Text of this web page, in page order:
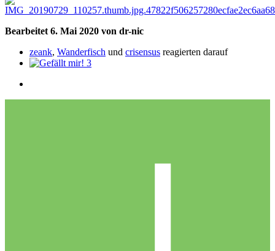
Bearbeitet 6. Mai 2020 von dr-nic
zeank, Wanderfisch und crisensus reagierten darauf
3